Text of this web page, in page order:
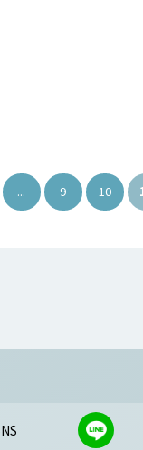
... 9 10